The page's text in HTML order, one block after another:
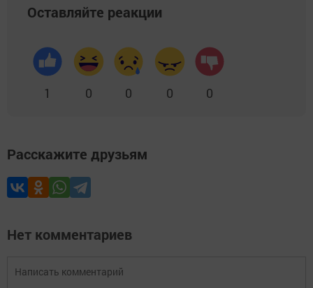
Оставляйте реакции
1 0 0 0 0
Расскажите друзьям
Нет комментариев